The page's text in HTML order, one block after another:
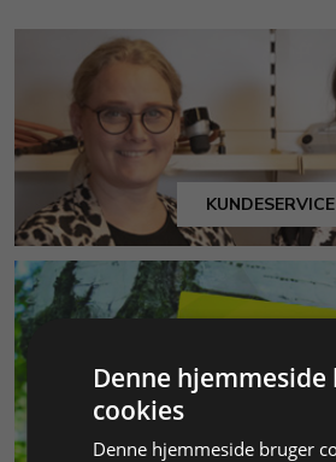
KUNDESERVICE
MILJØ &
Denne
cookies
Denne hjemmeside bruger